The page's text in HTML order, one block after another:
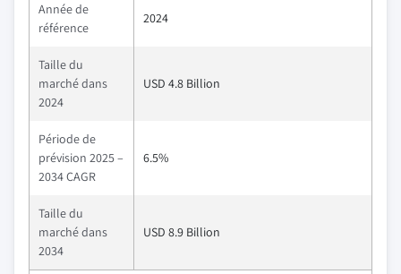
Année de
référence
2024
Taille du
marché dans
2024
USD 4.8 Billion
Période de
prévision 2025 –
2034 CAGR
6.5%
Taille du
marché dans
2034
USD 8.9 Billion